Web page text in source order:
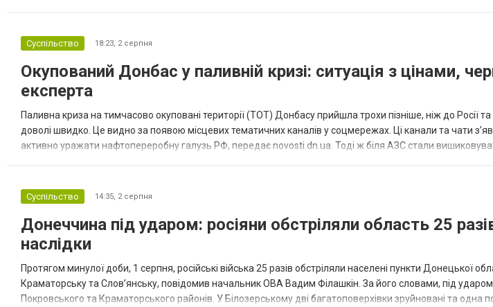
Суспільство 18:23, 2 серпня
Окупований Донбас у паливній кризі: ситуація з цінами,
експерта
Паливна криза на тимчасово окуповані території (ТОТ) Донбасу прийшла трохи пізніше, ніж до Росії
доволі швидко. Це видно за появою місцевих тематичних каналів у соцмережах. Ці канали та чати
активно уражати нафтопереробну галузь РФ, передає novosti.dn.ua. Тоді ж біля АЗС стали
Суспільство 14:35, 2 серпня
Донеччина під ударом: росіяни обстріляли область 25
наслідки
Протягом минулої доби, 1 серпня, російські війська 25 разів обстріляли населені пункти Донецької
Краматорську та Слов’янську, повідомив начальник ОВА Вадим Філашкін. За його словами, під
Покровського та Краматорського районів. У Білозерському дві багатоповерхівки зруйновані та